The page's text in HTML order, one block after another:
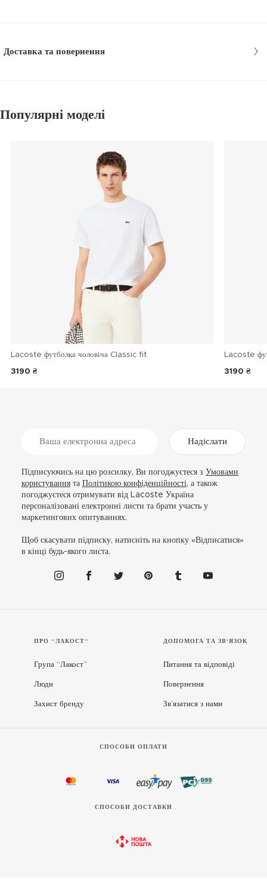
Доставка та повернення
Популярні моделі
Lacoste футболка чоловіча Classic fit
3190 ₴
Lacoste
3190 ₴
Надіслати
Підписуючись на цю розсилку, Ви погоджуєтеся з Умовами
користуваннята Політикою конфіденційності, а також
погоджуєтеся отримувати від Lacoste Україна
персоналізовані електронні листи та брати участь у
маркетингових опитуваннях.
Щоб скасувати підписку, натисніть на кнопку «Відписатися»
в кінці будь-якого листа.
ПРО “ЛАКОСТ”
Група “Лакост”
Люди
Захист бренду
ДОПОМОГА ТА ЗВ'ЯЗОК
Питання та відповіді
Повернення
Зв’язатися з нами
СПОСОБИ ОПЛАТИ
СПОСОБИ ДОСТАВКИ